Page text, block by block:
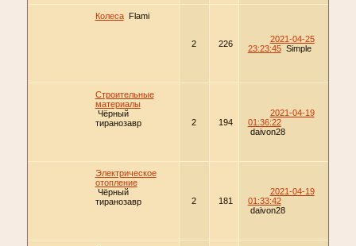
Колеса Flami
2 226
2021-04-25
23:23:45 Simple
Строительные
материалы
Чёрный
тиранозавр
2 194
2021-04-19
01:36:22
daivon28
Электрическое
отопление
Чёрный
тиранозавр
2 181
2021-04-19
01:33:42
daivon28